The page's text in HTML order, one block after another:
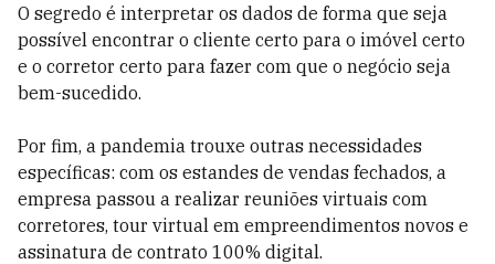
O segredo é interpretar os dados de forma que seja
possível encontrar o cliente certo para o imóvel certo
e o corretor certo para fazer com que o negócio seja
bem-sucedido.
Por fim, a pandemia trouxe outras necessidades
específicas: com os estandes de vendas fechados, a
empresa passou a realizar reuniões virtuais com
corretores, tour virtual em empreendimentos novos e
assinatura de contrato 100% digital.